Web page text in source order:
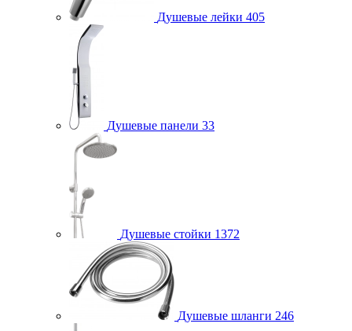
Душевые лейки 405
Душевые панели 33
Душевые стойки 1372
Душевые шланги 246